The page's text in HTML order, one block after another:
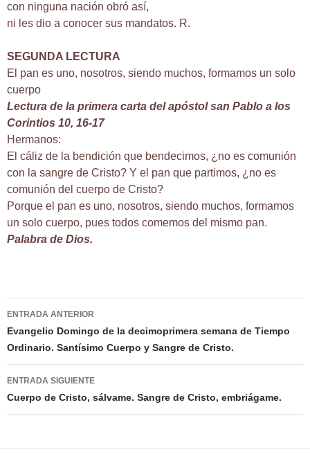
con ninguna nación obró así,
ni les dio a conocer sus mandatos. R.
SEGUNDA LECTURA
El pan es uno, nosotros, siendo muchos, formamos un solo
cuerpo
Lectura de la primera carta del apóstol san Pablo a los
Corintios 10, 16-17
Hermanos:
El cáliz de la bendición que bendecimos, ¿no es comunión
con la sangre de Cristo? Y el pan que partimos, ¿no es
comunión del cuerpo de Cristo?
Porque el pan es uno, nosotros, siendo muchos, formamos
un solo cuerpo, pues todos comemos del mismo pan.
Palabra de Dios.
Navegación
de
entradas
ENTRADA ANTERIOR
Evangelio Domingo de la decimoprimera semana de Tiempo
Ordinario. Santísimo Cuerpo y Sangre de Cristo.
ENTRADA SIGUIENTE
Cuerpo de Cristo, sálvame. Sangre de Cristo, embriágame.